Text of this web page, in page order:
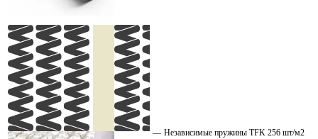
— Независимые пружины TFK 256 шт/м2